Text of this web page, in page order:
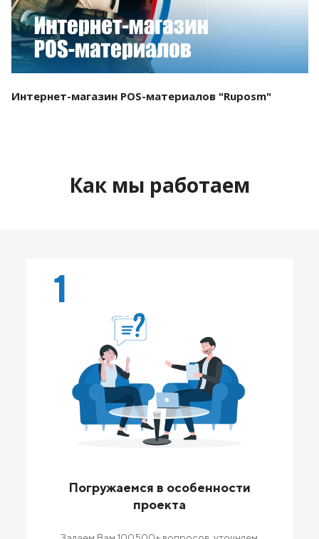
Интернет-магазин POS-материалов "Ruposm"
Как мы работаем
1
Погружаемся в особенности
проекта